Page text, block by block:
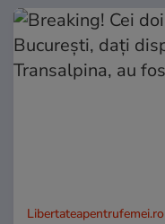
Libertateapentrufemei.ro